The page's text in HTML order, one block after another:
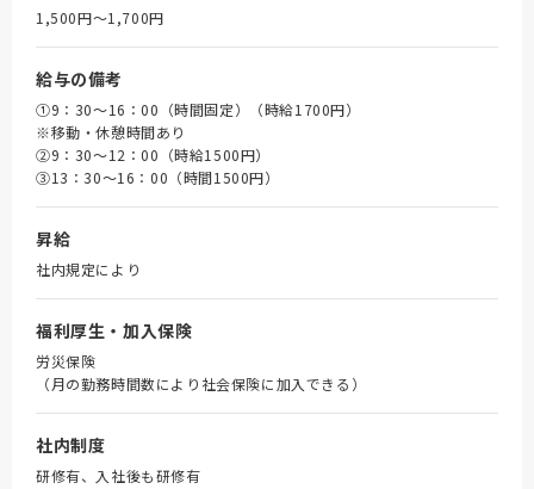
1,500円〜1,700円
給与の備考
①9：30～16：00（時間固定）（時給1700円）
※移動・休憩時間あり
➁9：30～12：00（時給1500円）
③13：30～16：00（時間1500円）
昇給
社内規定により
福利厚生・加入保険
労災保険
（月の勤務時間数により社会保険に加入できる）
社内制度
研修有、入社後も研修有